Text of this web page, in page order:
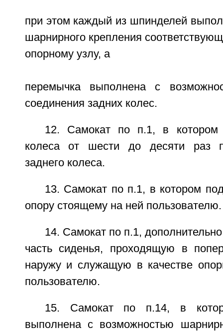
при этом каждый из шпинделей
шарнирного крепления
опорному узлу, а
перемычка выполнена с
соединения задних колес.
12. Самокат по п.1, в котором
колеса от шести до десяти раз
заднего колеса.
13. Самокат по п.1, в котором
опору стоящему на ней пользователю.
14. Самокат по п.1,
часть сиденья, проходящую в
наружу и служащую в качестве
пользователю.
15. Самокат по п.14, в
выполнена с возможностью